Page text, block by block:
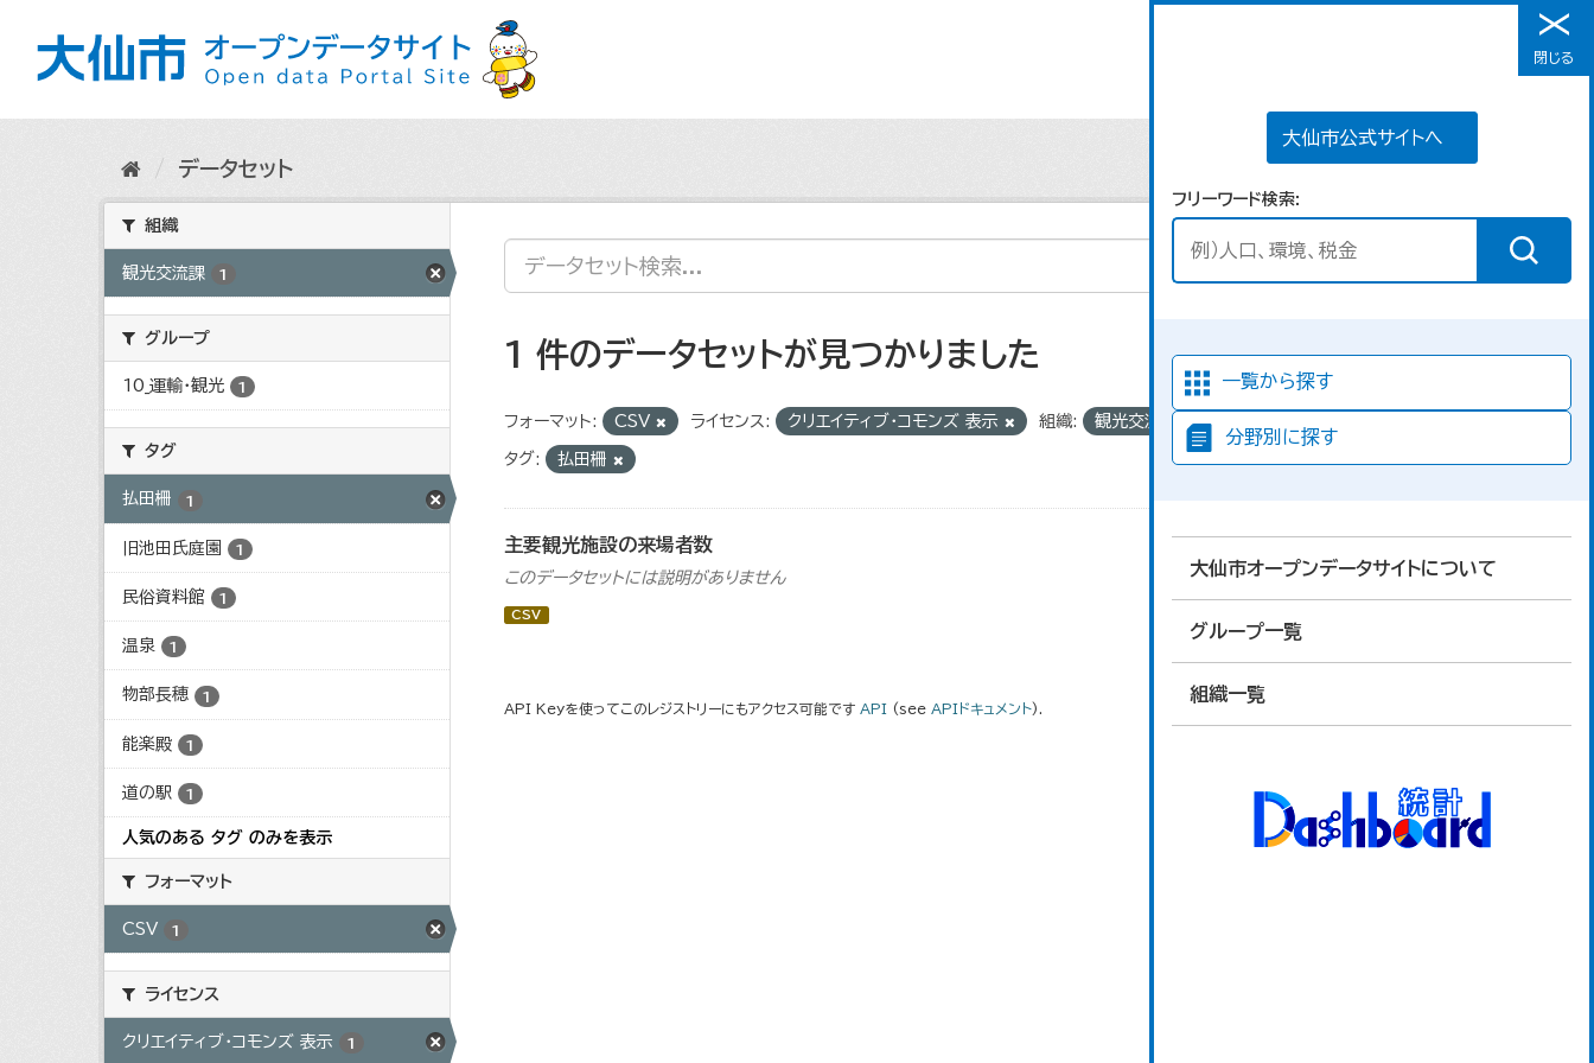
メニュー
大仙市公式サイトへ
フリーワード検索
一覧から探す
分野別に探す
大仙市オープンデータサイトについて
グループ一覧
組織一覧
閉じる
データセット
組織
観光交流課 1
グループ
10_運輸・観光 1
タグ
払田柵 1
旧池田氏庭園 1
民俗資料館 1
温泉 1
物部長穂 1
能楽殿 1
道の駅 1
人気のある タグ のみを表示
フォーマット
CSV 1
ライセンス
クリエイティブ・コモンズ 表示 1
1 件のデータセットが見つかりました
フォーマット: CSV ライセンス: クリエイティブ・コモンズ 表示 組織: 観光交流課
タグ: 払田柵
主要観光施設の来場者数
このデータセットには説明がありません
CSV
API Keyを使ってこのレジストリーにもアクセス可能です API (see APIドキュメント).